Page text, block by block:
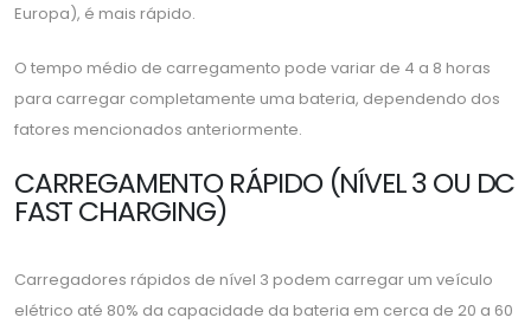
Europa), é mais rápido.
O tempo médio de carregamento pode variar de 4 a 8 horas
para carregar completamente uma bateria, dependendo dos
fatores mencionados anteriormente.
CARREGAMENTO RÁPIDO (NÍVEL 3 OU DC
FAST CHARGING)
Carregadores rápidos de nível 3 podem carregar um veículo
elétrico até 80% da capacidade da bateria em cerca de 20 a 60